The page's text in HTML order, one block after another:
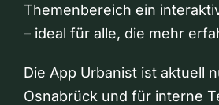
Themenbereich ein
– ideal für alle, die mehr
Die App Urbanist ist aktuell
Osnabrück und für interne